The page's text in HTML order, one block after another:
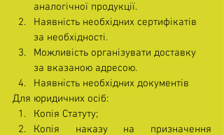
аналогічної продукції.
Наявність необхідних сертифікатів
за необхідності.
Можливість організувати доставку
за вказаною адресою.
Наявність необхідних документів
Для юридичних осіб:
Копія Статуту;
Копія наказу на призначення